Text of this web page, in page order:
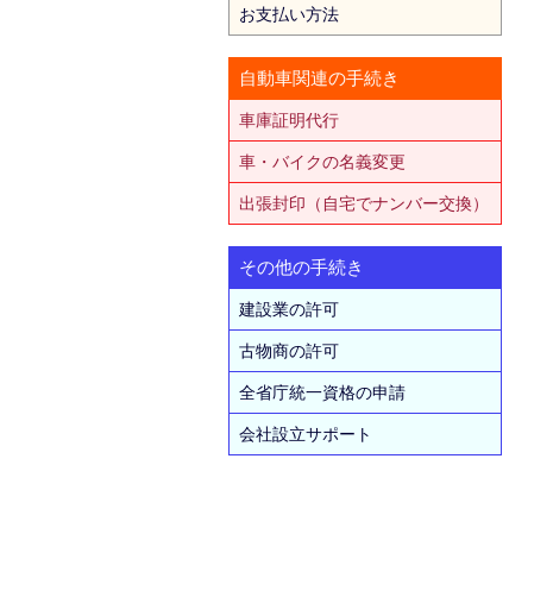
お支払い方法
自動車関連の手続き
車庫証明代行
車・バイクの名義変更
出張封印（自宅でナンバー交換）
その他の手続き
建設業の許可
古物商の許可
全省庁統一資格の申請
会社設立サポート